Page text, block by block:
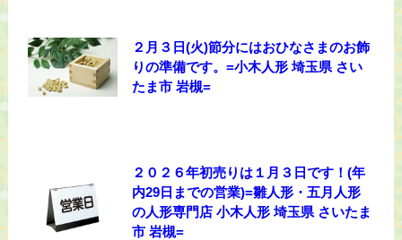
２月３日(火)節分にはおひなさまのお飾
りの準備です。=小木人形 埼玉県 さい
たま市 岩槻=
２０２６年初売りは１月３日です！(年
内29日までの営業)=雛人形・五月人形
の人形専門店 小木人形 埼玉県 さいたま
市 岩槻=